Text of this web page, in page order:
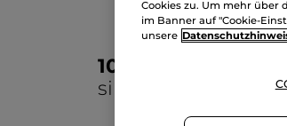
100%
sind
Cookies zu. Um mehr über
im Banner auf "Cookie-
unsere